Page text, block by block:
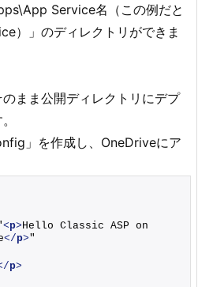
Service名（この例だと
）」のディレクトリができま
まま公開ディレクトリにデプ
」を作成し、OneDriveにア
<p> Hello Classic ASP on
</p>"
p>